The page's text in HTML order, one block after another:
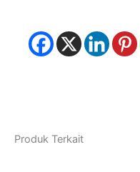
Produk Terkait